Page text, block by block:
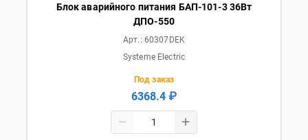
Блок аварийного питания БАП-101-3 36Вт
ДПО-550
Арт.: 60307DEK
Systeme Electric
Под заказ
6368.4 ₽